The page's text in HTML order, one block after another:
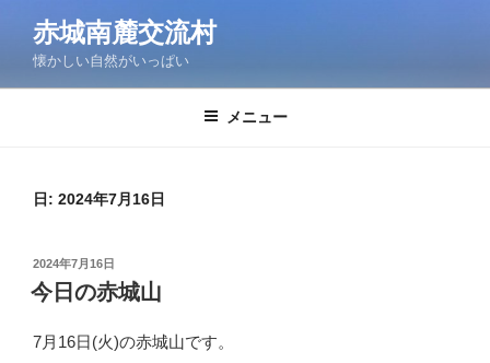
ン
赤城南麓交流村
懐かしい自然がいっぱい
メニュー
日: 2024年7月16日
投
稿
日:
2024年7月16日
今日の赤城山
7月16日(火)の赤城山です。